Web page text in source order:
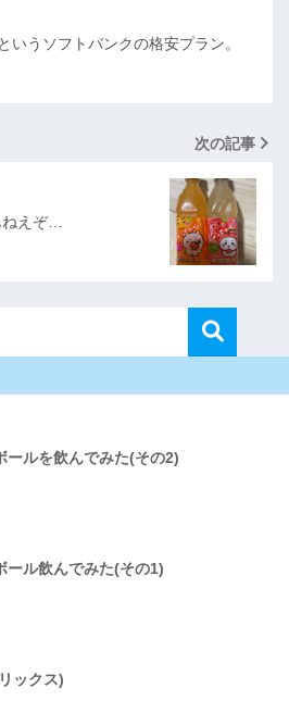
いうソフトバンクの格安プラン。
次の記事
えぞ…
ールを飲んでみた(その2)
ール飲んでみた(その1)
ックス)